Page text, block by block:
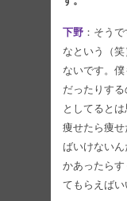
下野 ：そう
なという（
ないです。
だったりす
としてるとは
痩せたら痩
ばいけない
かあったら
てもらえばい